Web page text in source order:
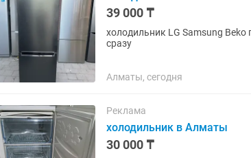
39 000 ₸
холодильник LG Samsung Beko
сразу
Алматы, сегодня
Реклама
холодильник в Алматы
30 000 ₸